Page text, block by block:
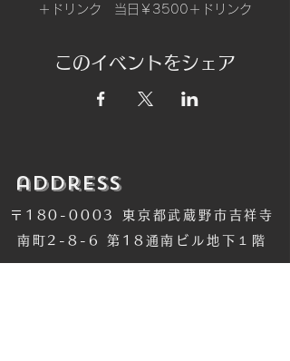
＋ドリンク 当日￥3500＋ドリンク
このイベントをシェア
​address
〒180-0003 東京都武蔵野市吉祥寺
南町2-8-6 第18通南ビル地下１階